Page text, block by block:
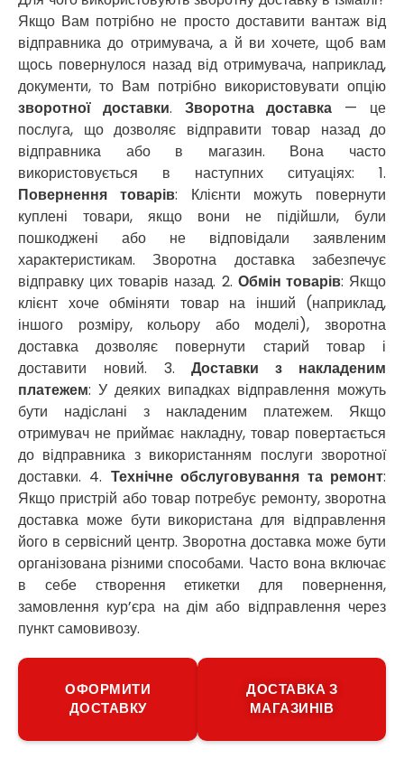
Якщо Вам потрібно не просто доставити вантаж від
відправника до отримувача, а й ви хочете, щоб вам
щось повернулося назад від отримувача, наприклад,
документи, то Вам потрібно використовувати опцію
зворотної доставки. Зворотна доставка — це
послуга, що дозволяє відправити товар назад до
відправника або в магазин. Вона часто
використовується в наступних ситуаціях: 1.
Повернення товарів: Клієнти можуть повернути
куплені товари, якщо вони не підійшли, були
пошкоджені або не відповідали заявленим
характеристикам. Зворотна доставка забезпечує
відправку цих товарів назад. 2. Обмін товарів: Якщо
клієнт хоче обміняти товар на інший (наприклад,
іншого розміру, кольору або моделі), зворотна
доставка дозволяє повернути старий товар і
доставити новий. 3.Доставки з накладеним
платежем: У деяких випадках відправлення можуть
бути надіслані з накладеним платежем. Якщо
отримувач не приймає накладну, товар повертається
до відправника з використанням послуги зворотної
доставки. 4. Технічне обслуговування та ремонт:
Якщо пристрій або товар потребує ремонту, зворотна
доставка може бути використана для відправлення
його в сервісний центр. Зворотна доставка може бути
організована різними способами. Часто вона включає
в себе створення етикетки для повернення,
замовлення кур’єра на дім або відправлення через
пункт самовивозу.
ОФОРМИТИ
ДОСТАВКУ
ДОСТАВКА З
МАГАЗИНІВ
Новосілки
Нововолинськ
Обухів
Обухівка
Одеса
Острог
Павлоград
Переяслав
Первомайськ
Пісочин
Петриків
Петропавлівська Борщагівка
Підгородне
Погреби
Покров
Полтава
Прилуки
Путивль
П’ятихатки
Роздільна
Рені
Решетилівка
Ромни
Рівне
Рудне
Самбір
Щасливе
Шепетівка
Шостка
Шпола
Синельникове
Славута
Славутич
Слобожанське
Софіївська Борщагівка